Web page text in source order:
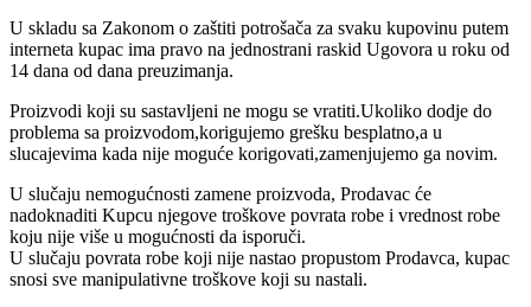
U skladu sa Zakonom o zaštiti potrošača za svaku kupovinu putem
interneta kupac ima pravo na jednostrani raskid Ugovora u roku od
14 dana od dana preuzimanja.
Proizvodi koji su sastavljeni ne mogu se vratiti.Ukoliko dodje do
problema sa proizvodom,korigujemo grešku besplatno,a u
slucajevima kada nije moguće korigovati,zamenjujemo ga novim.
U slučaju nemogućnosti zamene proizvoda, Prodavac će
nadoknaditi Kupcu njegove troškove povrata robe i vrednost robe
koju nije više u mogućnosti da isporuči.
U slučaju povrata robe koji nije nastao propustom Prodavca, kupac
snosi sve manipulativne troškove koji su nastali.